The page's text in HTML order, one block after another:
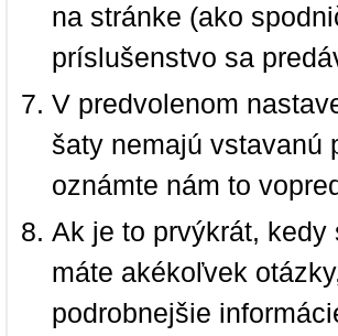
na stránke (ako
príslušenstvo sa
V predvolenom
šaty nemajú vstavanú
oznámte nám to
Ak je to prvýkrát,
máte akékoľvek
podrobnejšie